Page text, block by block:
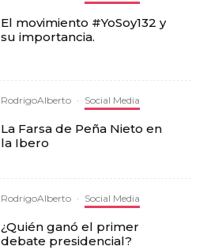
El movimiento #YoSoy132 y
su importancia.
RodrigoAlberto · Social Media
La Farsa de Peña Nieto en
la Ibero
RodrigoAlberto · Social Media
¿Quién ganó el primer
debate presidencial?